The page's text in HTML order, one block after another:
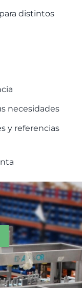
distintos
necesidades
y referencias